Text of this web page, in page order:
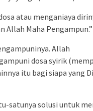
atau menganiaya
Maha Pengampun.”
Allah
dosa syirik
itu bagi siapa yang
satunya solusi untuk